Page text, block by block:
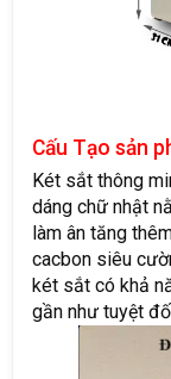
Cấu Tạo sản
Két sắt thông
dáng chữ nhật
làm ân tăng
cacbon siêu
két sắt có khả
gần như tuyệt